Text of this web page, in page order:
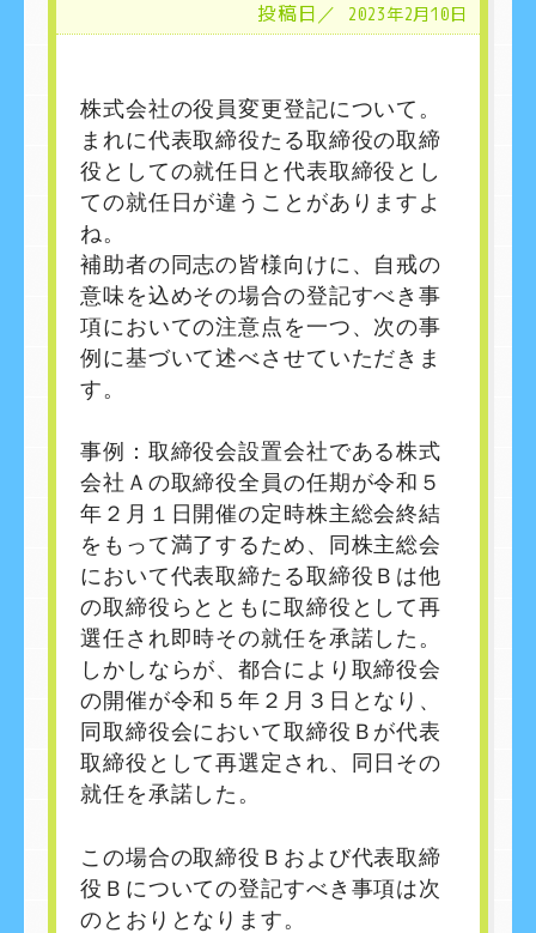
投稿日／ 2023年2月10日
株式会社の役員変更登記について。
まれに代表取締役たる取締役の取締
役としての就任日と代表取締役とし
ての就任日が違うことがありますよ
ね。
補助者の同志の皆様向けに、自戒の
意味を込めその場合の登記すべき事
項においての注意点を一つ、次の事
例に基づいて述べさせていただきま
す。
事例：取締役会設置会社である株式
会社Ａの取締役全員の任期が令和５
年２月１日開催の定時株主総会終結
をもって満了するため、同株主総会
において代表取締たる取締役Ｂは他
の取締役らとともに取締役として再
選任され即時その就任を承諾した。
しかしならが、都合により取締役会
の開催が令和５年２月３日となり、
同取締役会において取締役Ｂが代表
取締役として再選定され、同日その
就任を承諾した。
この場合の取締役Ｂおよび代表取締
役Ｂについての登記すべき事項は次
のとおりとなります。